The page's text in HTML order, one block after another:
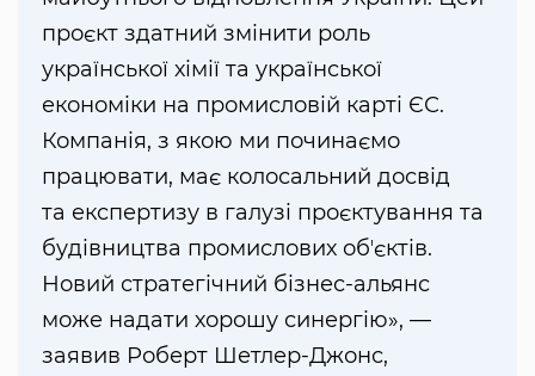
проєкт здатний змінити роль
української хімії та української
економіки на промисловій карті ЄС.
Компанія, з якою ми починаємо
працювати, має колосальний досвід
та експертизу в галузі проєктування та
будівництва промислових обʼєктів.
Новий стратегічний бізнес-альянс
може надати хорошу синергію», —
заявив Роберт Шетлер-Джонс,